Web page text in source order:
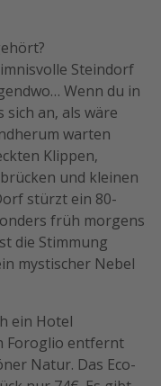
Steindorf
Wenn du in
an, als wäre
warten
Klippen,
und kleinen
stürzt ein 80-
früh morgens
die Stimmung
mystischer Nebel
ein Hotel
Foroglio entfernt
Natur. Das Eco-